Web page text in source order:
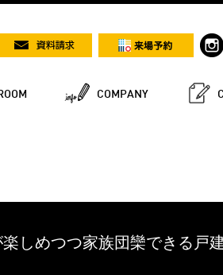
COMPANY
しめつつ家族団欒できる戸